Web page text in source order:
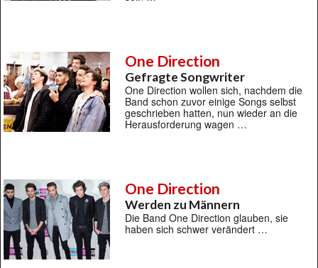
One Direction
Gefragte Songwriter
One Direction wollen sich, nachdem die
Band schon zuvor einige Songs selbst
geschrieben hatten, nun wieder an die
Herausforderung wagen …
One Direction
Werden zu Männern
Die Band One Direction glauben, sie
haben sich schwer verändert …